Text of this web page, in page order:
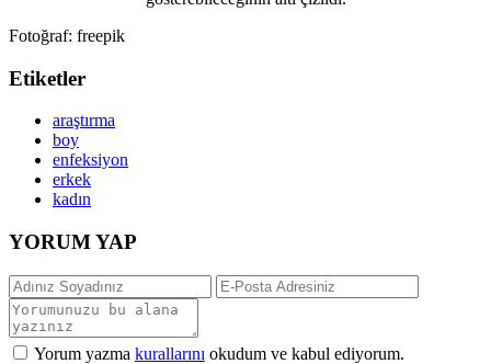
Fotoğraf: freepik
Etiketler
araştırma
boy
enfeksiyon
erkek
kadın
YORUM YAP
Yorum yazma kurallarını okudum ve kabul ediyorum.